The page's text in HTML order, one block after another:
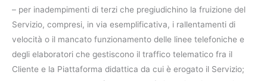
– per inadempimenti di terzi che pregiudichino la fruizione del
Servizio, compresi, in via esemplificativa, i rallentamenti di
velocità o il mancato funzionamento delle linee telefoniche e
degli elaboratori che gestiscono il traffico telematico fra il
Cliente e la Piattaforma didattica da cui è erogato il Servizio;